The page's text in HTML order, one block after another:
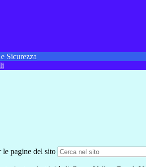
Sicurezza
le pagine del sito